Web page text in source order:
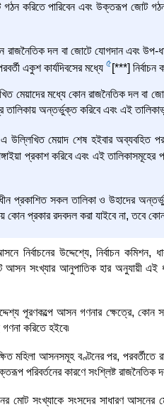
গঠন করিতে পারিবেন এবং উক্তরূপ জোট
দল বা জোটে যোগদান এবং উপ-
একুশ কার্যদিবসের মধ্যে 5[***] নির্বাচন
মেয়াদের মধ্যে কোন রাজনৈতিক দল বা
তালিকায় অন্তর্ভুক্ত করিবে এবং এই
মেয়াদ শেষ হইবার অব্যবহিত
প্রকাশ করিবে এবং এই
প্রকাশিত সকল তালিকা ও উহাদের
কোন প্রকার রদবদল করা যাইবে না, তবে
নির্বাচনের উদ্দেশ্যে, নির্বাচন
সংখ্যার আনুপাতিক হার অনুযায়ী এই
পূরণকল্পে আসন গণনার ক্ষেত্রে,
করিতে হইবে৷
মহিলা আসনসমূহ বণ্টনের পর,
পরিবর্তনের কারণে সংশ্লিষ্ট
মোট সংখ্যাকে সংসদের সাধারণ আসনের